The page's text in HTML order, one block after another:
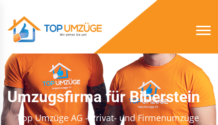
Umzugsfirma für Biberstein
Top Umzüge AG - Privat- und Firmenumzüge